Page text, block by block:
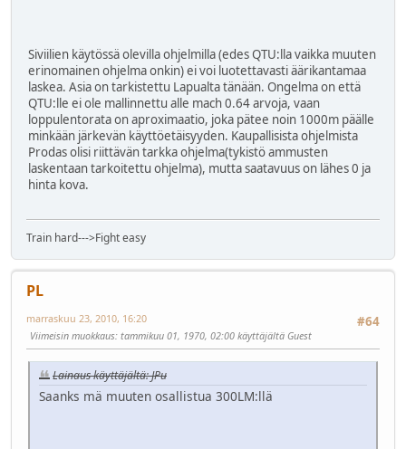
Siviilien käytössä olevilla ohjelmilla (edes QTU:lla vaikka muuten
erinomainen ohjelma onkin) ei voi luotettavasti äärikantamaa
laskea. Asia on tarkistettu Lapualta tänään. Ongelma on että
QTU:lle ei ole mallinnettu alle mach 0.64 arvoja, vaan
loppulentorata on aproximaatio, joka pätee noin 1000m päälle
minkään järkevän käyttöetäisyyden. Kaupallisista ohjelmista
Prodas olisi riittävän tarkka ohjelma(tykistö ammusten
laskentaan tarkoitettu ohjelma), mutta saatavuus on lähes 0 ja
hinta kova.
Train hard--->Fight easy
PL
#64
marraskuu 23, 2010, 16:20
Viimeisin muokkaus: tammikuu 01, 1970, 02:00 käyttäjältä Guest
Lainaus käyttäjältä: JPu
Saanks mä muuten osallistua 300LM:llä